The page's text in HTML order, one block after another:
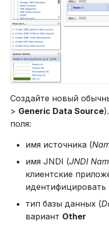
Создайте новый
> Generic Data Source
поля:
имя источника (
имя JNDI (JNDI
клиентские
тип базы данных (
вариант Other